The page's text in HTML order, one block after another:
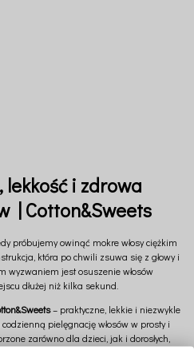
i zdrowa
| Cotton&Sweets
próbujemy owinąć mokre włosy ciężkim
która po chwili zsuwa się z głowy i
wyzwaniem jest osuszenie włosów
dłużej niż kilka sekund.
– praktyczne, lekkie i niezwykle
pielęgnację włosów w prosty i
zarówno dla dzieci, jak i dorosłych,